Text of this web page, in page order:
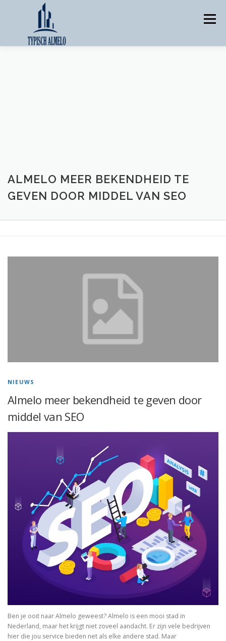
Menu
ALMELO MEER BEKENDHEID TE
GEVEN DOOR MIDDEL VAN SEO
NIEUWS
Almelo meer bekendheid te geven door
middel van SEO
Ben je ooit naar Almelo geweest? Almelo is een mooi stad in
Nederland, maar het krijgt niet zoveel aandacht. Er zijn vele bedrijven
hier die jou service bieden net als elke andere stad. Maar